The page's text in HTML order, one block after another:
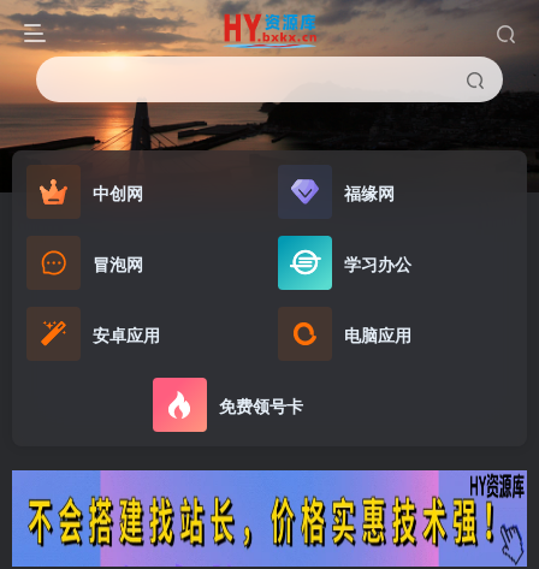
中创网 福缘网
冒泡网 学习办公
安卓应用 电脑应用
免费领号卡